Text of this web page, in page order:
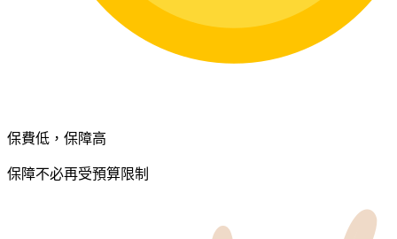
保費低，保障高
保障不必再受預算限制